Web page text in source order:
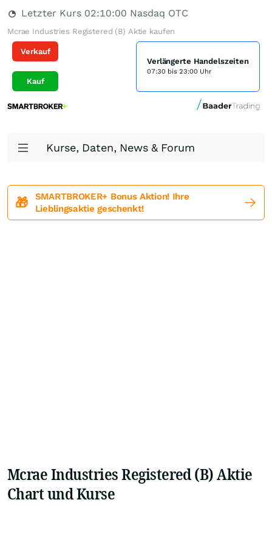
Letzter Kurs 02:10:00 Nasdaq OTC
Mcrae Industries Registered (B) Aktie kaufen
Verkauf
Kauf
Verlängerte Handelszeiten
07:30 bis 23:00 Uhr
Kurse, Daten, News & Forum
🎁
SMARTBROKER+ Bonus Aktion! Ihre
Lieblingsaktie geschenkt!
Mcrae Industries Registered (B) Aktie
Chart und Kurse